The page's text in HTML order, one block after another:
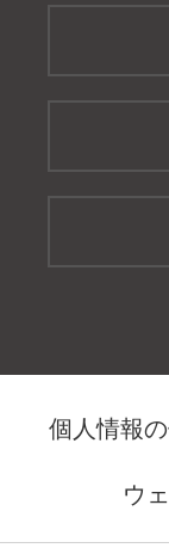
個人情報
ウ